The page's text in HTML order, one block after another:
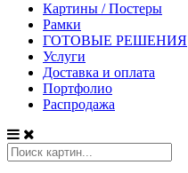
Картины / Постеры
Рамки
ГОТОВЫЕ РЕШЕНИЯ
Услуги
Доставка и оплата
Портфолио
Распродажа